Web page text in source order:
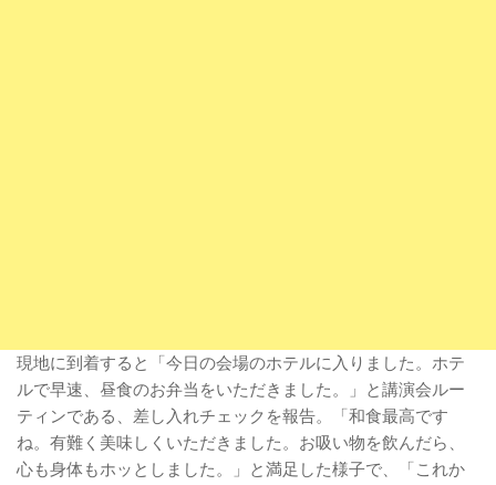
現地に到着すると「今日の会場のホテルに入りました。ホテ
ルで早速、昼食のお弁当をいただきました。」と講演会ルー
ティンである、差し入れチェックを報告。「和食最高です
ね。有難く美味しくいただきました。お吸い物を飲んだら、
心も身体もホッとしました。」と満足した様子で、「これか